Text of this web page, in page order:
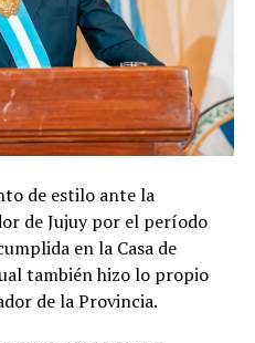
de estilo ante la
de Jujuy por el período
en la Casa de
también hizo lo propio
de la Provincia.